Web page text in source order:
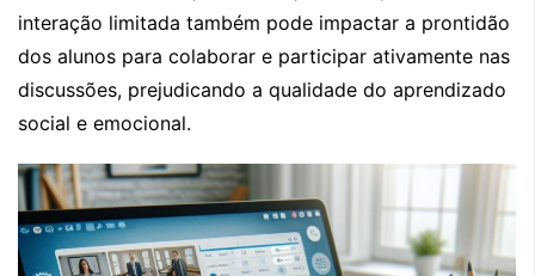
interação limitada também pode impactar a prontidão
dos alunos para colaborar e participar ativamente nas
discussões, prejudicando a qualidade do aprendizado
social e emocional.